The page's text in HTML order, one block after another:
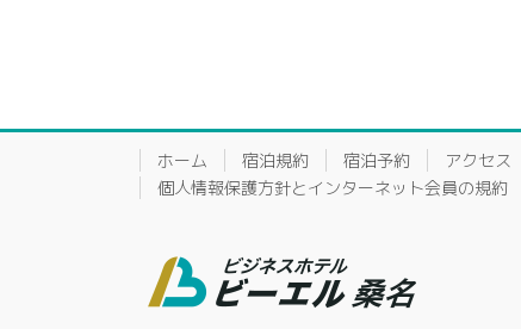
ホーム 宿泊規約 宿泊予約 アクセス
個人情報保護方針とインターネット会員の規約